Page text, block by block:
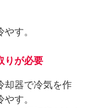
す。
りが必要
器で冷気を作
す。